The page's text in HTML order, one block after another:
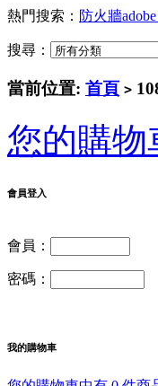
熱門搜索： 防火牆
搜尋：
當前位置: 首頁 >
您的購物
會員登入
會員：
密碼：
我的購物車